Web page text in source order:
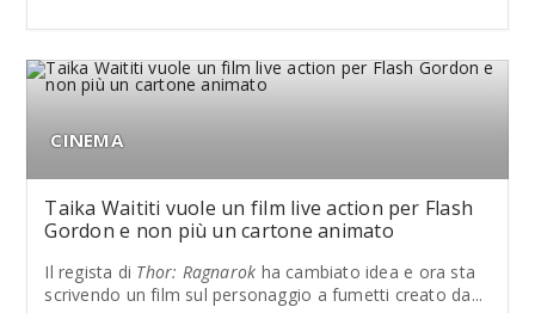
CINEMA
Taika Waititi vuole un film live action per Flash
Gordon e non più un cartone animato
Il regista di Thor: Ragnarok ha cambiato idea e ora sta
scrivendo un film sul personaggio a fumetti creato da...